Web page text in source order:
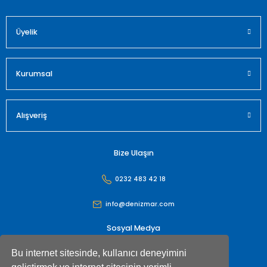
Bu internet sitesinde, kullanıcı deneyimini
Üyelik
Kurumsal
Alışveriş
Bize Ulaşın
0232 483 42 18
info@denizmar.com
Sosyal Medya